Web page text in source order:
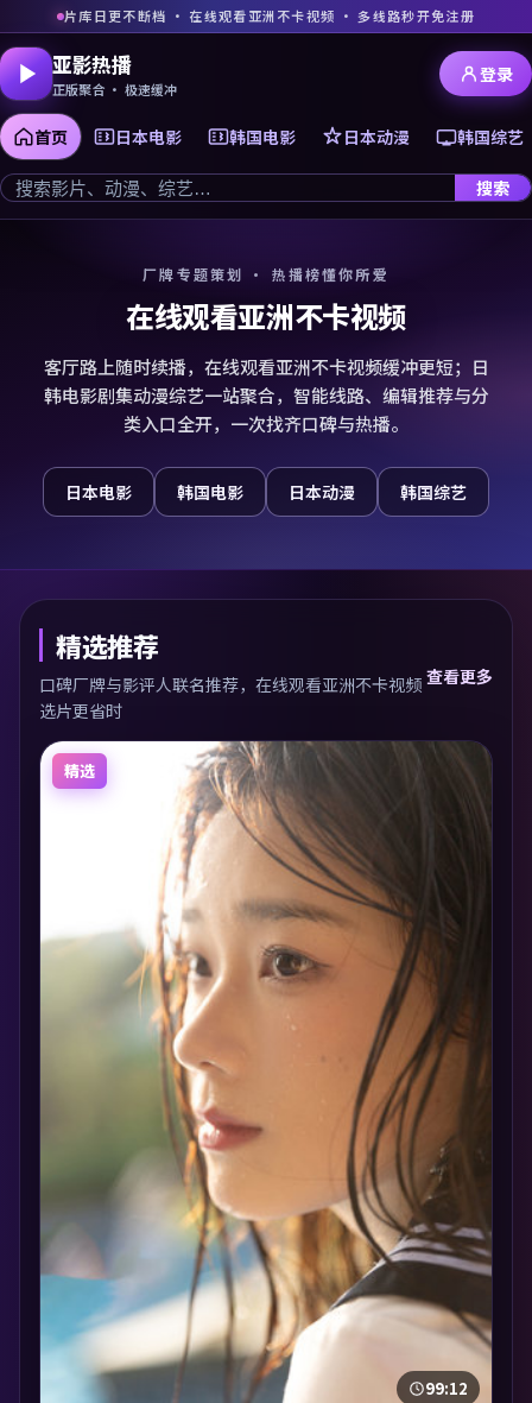
片库日更不断档 · 在线观看亚洲不卡视频 · 多线路秒开免注册
亚影热播
正版聚合 · 极速缓冲
首页 日本电影 韩国电影 日本动漫 韩国综艺
搜索
登录
厂牌专题策划 · 热播榜懂你所爱
在线观看亚洲不卡视频
客厅路上随时续播，在线观看亚洲不卡视频缓冲更短；日
韩电影剧集动漫综艺一站聚合，智能线路、编辑推荐与分
类入口全开，一次找齐口碑与热播。
日本电影 韩国电影 日本动漫 韩国综艺
精选推荐
口碑厂牌与影评人联名推荐，在线观看亚洲不卡视频
选片更省时
查看更多
精选
99:12